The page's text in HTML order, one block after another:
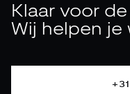
Klaar voor
Wij helpen je